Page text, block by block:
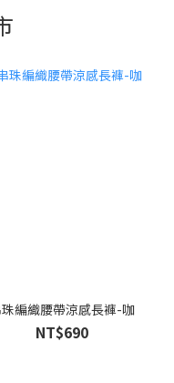
編織腰帶涼感長褲-咖
NT$690